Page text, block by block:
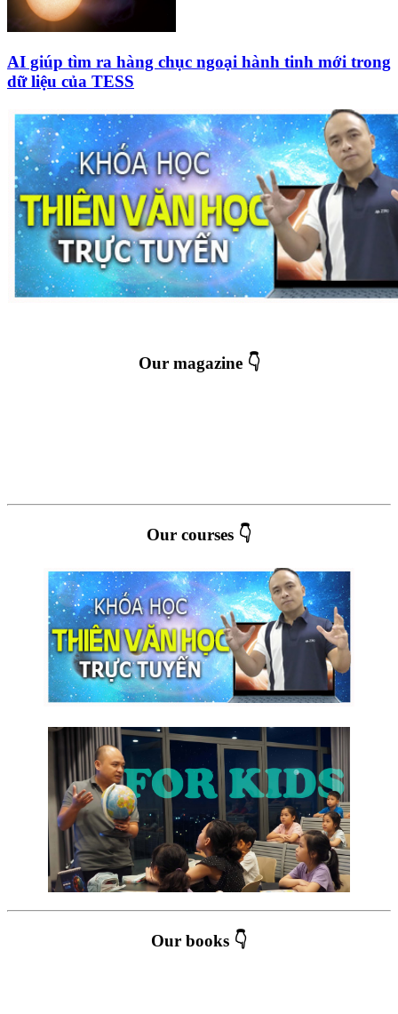
AI giúp tìm ra hàng chục ngoại hành tinh mới trong
dữ liệu của TESS
Our magazine 👇
Our courses 👇
Our books 👇